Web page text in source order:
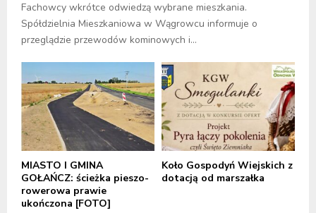
Fachowcy wkrótce odwiedzą wybrane mieszkania.
Spółdzielnia Mieszkaniowa w Wągrowcu informuje o
przeglądzie przewodów kominowych i...
MIASTO I GMINA
GOŁAŃCZ: ścieżka pieszo-
rowerowa prawie
ukończona [FOTO]
Koło Gospodyń Wiejskich z
dotacją od marszałka